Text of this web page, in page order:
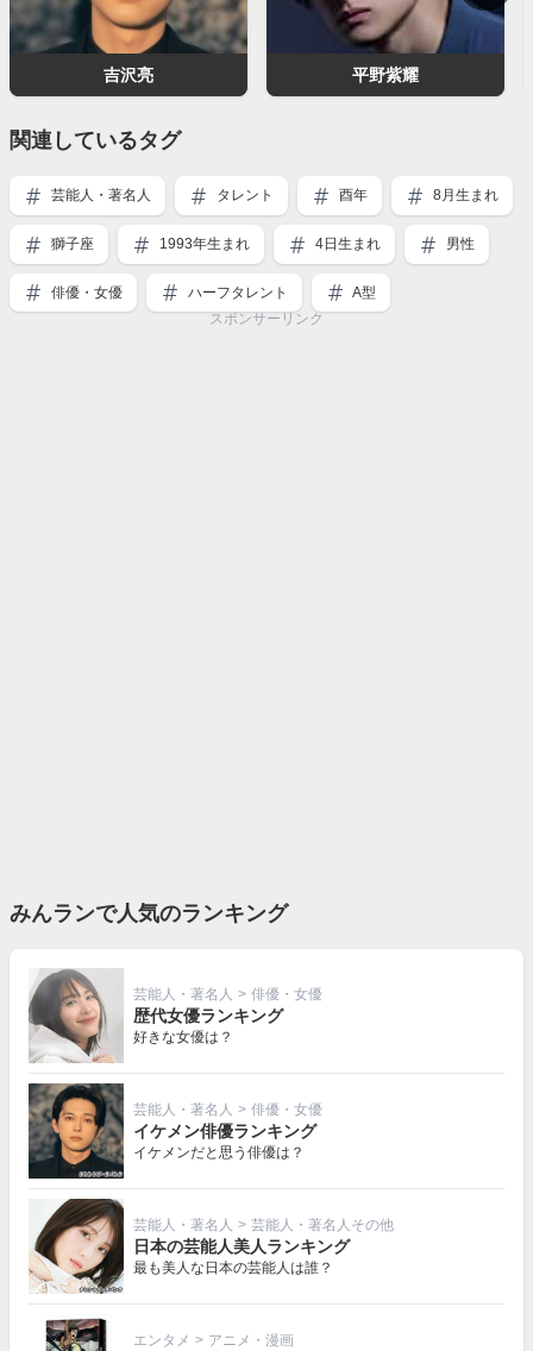
吉沢亮 平野紫耀
関連しているタグ
芸能人・著名人 タレント 酉年 8月生まれ
獅子座 1993年生まれ 4日生まれ 男性
俳優・女優 ハーフタレント
A型
スポンサーリンク
みんランで人気のランキング
芸能人・著名人 > 俳優・女優
歴代女優ランキング
好きな女優は？
芸能人・著名人 > 俳優・女優
イケメン俳優ランキング
イケメンだと思う俳優は？
芸能人・著名人 > 芸能人・著名人その他
日本の芸能人美人ランキング
最も美人な日本の芸能人は誰？
エンタメ > アニメ・漫画